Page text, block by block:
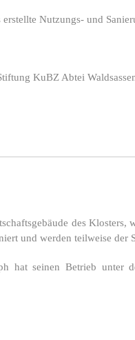
Nutzungs- und
KuBZ Abtei
des Klosters,
und werden teilweise der
hat seinen Betrieb unter